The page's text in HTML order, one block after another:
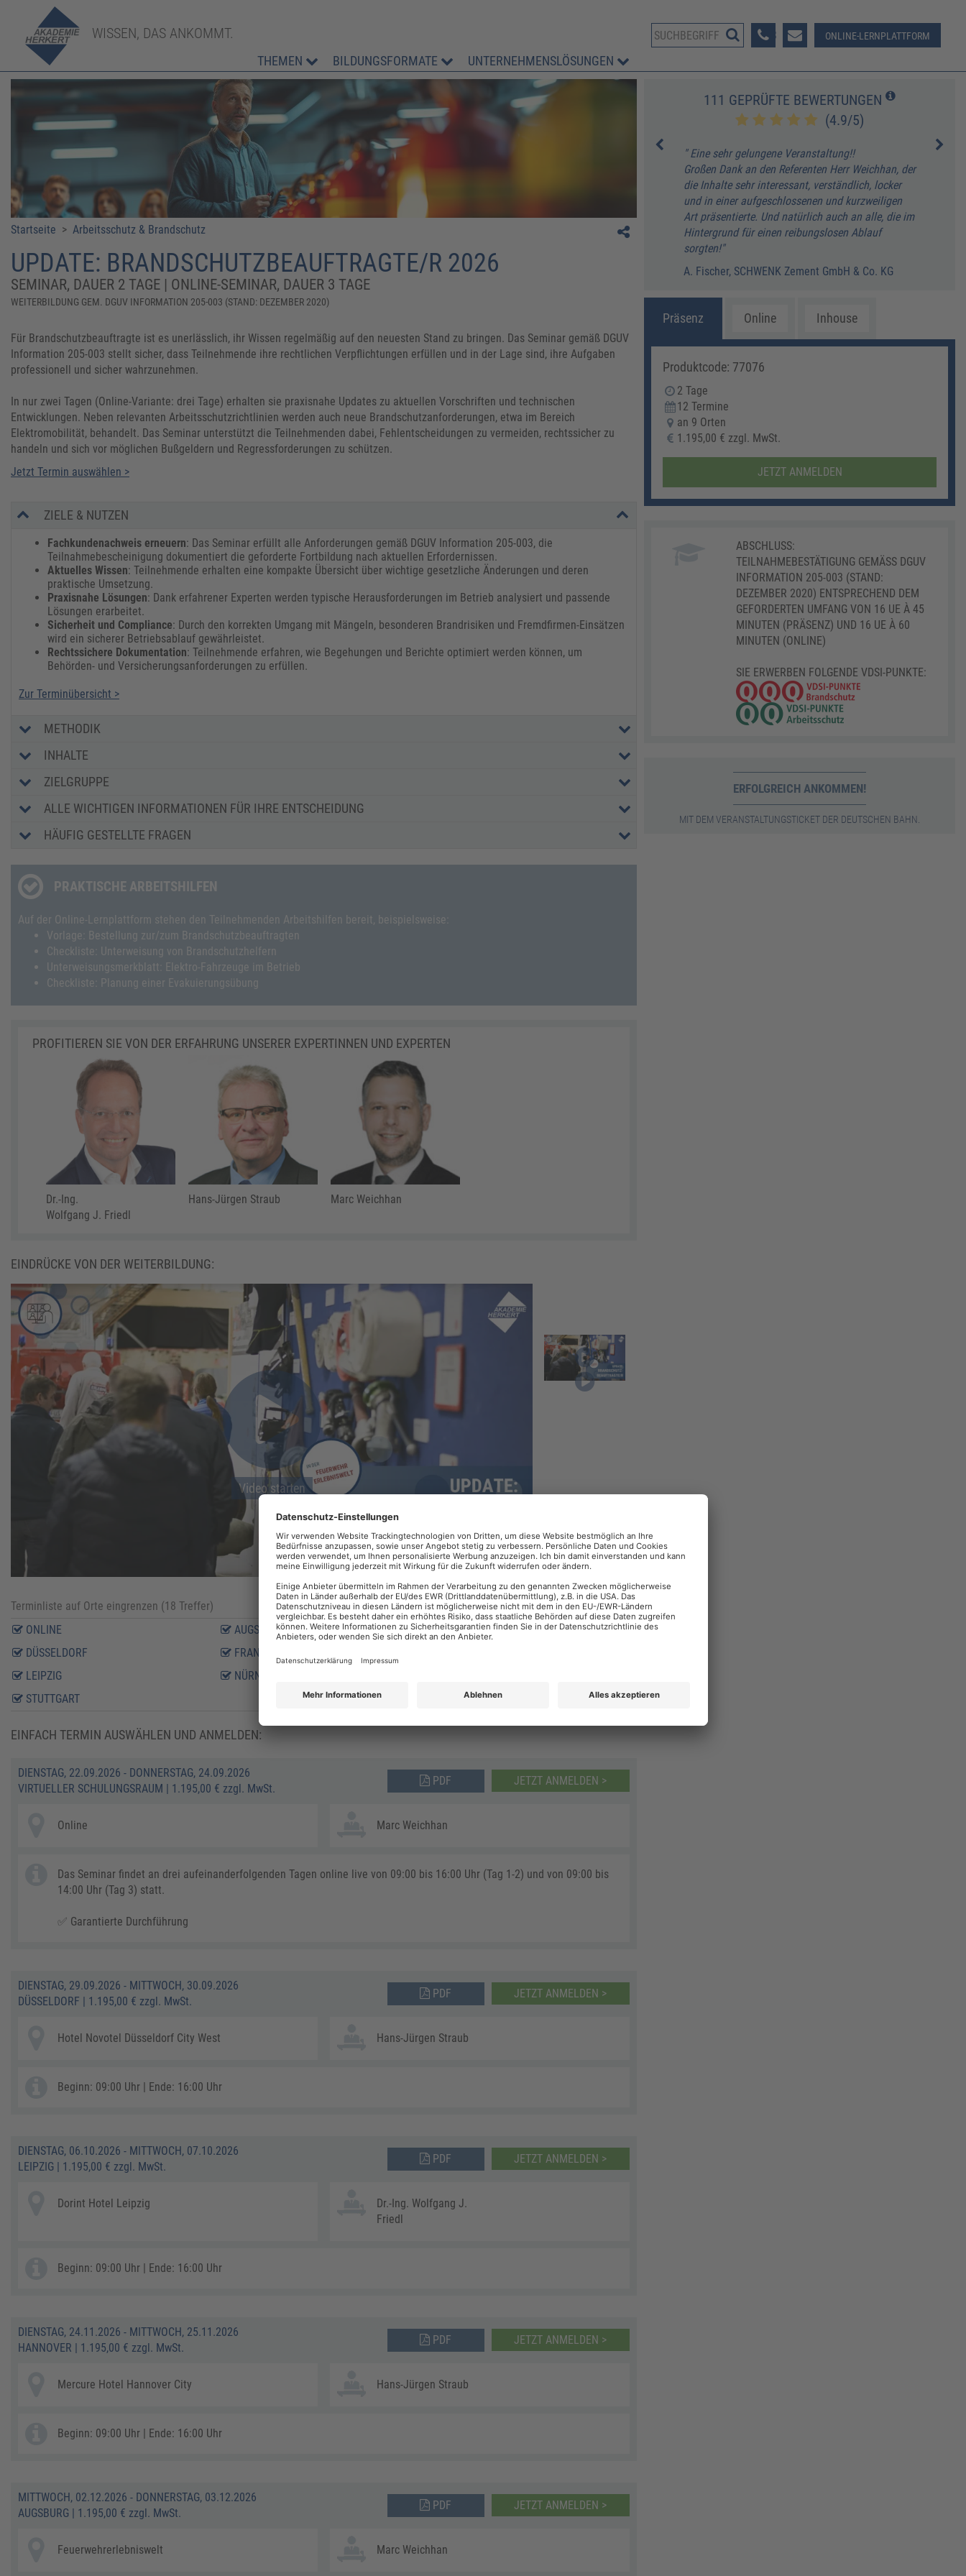
WISSEN, DAS ANKOMMT.
THEMEN BILDUNGSFORMATE UNTERNEHMENSLÖSUNGEN
08233 381-123 ONLINE-LERNPLATTFORM
Startseite > Arbeitsschutz & Brandschutz
UPDATE: BRANDSCHUTZBEAUFTRAGTE/R 2026
SEMINAR, DAUER 2 TAGE | ONLINE-SEMINAR, DAUER 3 TAGE
WEITERBILDUNG GEM. DGUV INFORMATION 205-003 (STAND: DEZEMBER 2020)
Für Brandschutzbeauftragte ist es unerlässlich, ihr Wissen regelmäßig auf den neuesten Stand zu bringen. Das Seminar gemäß DGUV
Information 205-003 stellt sicher, dass Teilnehmende ihre rechtlichen Verpflichtungen erfüllen und in der Lage sind, ihre Aufgaben
professionell und sicher wahrzunehmen.
In nur zwei Tagen (Online-Variante: drei Tage) erhalten sie praxisnahe Updates zu aktuellen Vorschriften und technischen
Entwicklungen. Neben relevanten Arbeitsschutzrichtlinien werden auch neue Brandschutzanforderungen, etwa im Bereich
Elektromobilität, behandelt. Das Seminar unterstützt die Teilnehmenden dabei, Fehlentscheidungen zu vermeiden, rechtssicher zu
handeln und sich vor möglichen Bußgeldern und Regressforderungen zu schützen.
Jetzt Termin auswählen >
ZIELE & NUTZEN
Fachkundenachweis erneuern: Das Seminar erfüllt alle Anforderungen gemäß DGUV Information 205-003, die
Teilnahmebescheinigung dokumentiert die geforderte Fortbildung nach aktuellen Erfordernissen.
Aktuelles Wissen: Teilnehmende erhalten eine kompakte Übersicht über wichtige gesetzliche Änderungen und deren
praktische Umsetzung.
Praxisnahe Lösungen: Dank erfahrener Experten werden typische Herausforderungen im Betrieb analysiert und passende
Lösungen erarbeitet.
Sicherheit und Compliance: Durch den korrekten Umgang mit Mängeln, besonderen Brandrisiken und Fremdfirmen-Einsätzen
wird ein sicherer Betriebsablauf gewährleistet.
Rechtssichere Dokumentation: Teilnehmende erfahren, wie Begehungen und Berichte optimiert werden können, um
Behörden- und Versicherungsanforderungen zu erfüllen.
Zur Terminübersicht >
METHODIK
INHALTE
ZIELGRUPPE
ALLE WICHTIGEN INFORMATIONEN FÜR IHRE ENTSCHEIDUNG
HÄUFIG GESTELLTE FRAGEN
PRAKTISCHE ARBEITSHILFEN
Auf der Online-Lernplattform stehen den Teilnehmenden Arbeitshilfen bereit, beispielsweise:
Vorlage: Bestellung zur/zum Brandschutzbeauftragten
Checkliste: Unterweisung von Brandschutzhelfern
Unterweisungsmerkblatt: Elektro-Fahrzeuge im Betrieb
Checkliste: Planung einer Evakuierungsübung
PROFITIEREN SIE VON DER ERFAHRUNG UNSERER EXPERTINNEN UND EXPERTEN
Dr.-Ing.
Wolfgang J. Friedl
Hans-Jürgen Straub Marc Weichhan
EINDRÜCKE VON DER WEITERBILDUNG:
Video starten
Video starten
Terminliste auf Orte eingrenzen (18 Treffer)
ONLINE
AUGSBURG
BERLIN
DÜSSELDORF
FRANKFURT AM MAIN
LEIPZIG
NÜRNBERG
STUTTGART
EINFACH TERMIN AUSWÄHLEN UND ANMELDEN:
DIENSTAG, 22.09.2026 - DONNERSTAG, 24.09.2026
VIRTUELLER SCHULUNGSRAUM | 1.195,00 € zzgl. MwSt.
PDF JETZT ANMELDEN >
Online Marc Weichhan
Das Seminar findet an drei aufeinanderfolgenden Tagen online live von 09:00 bis 16:00 Uhr (Tag 1-2) und von 09:00 bis
14:00 Uhr (Tag 3) statt.
✅ Garantierte Durchführung
DIENSTAG, 29.09.2026 - MITTWOCH, 30.09.2026
DÜSSELDORF | 1.195,00 € zzgl. MwSt.
PDF JETZT ANMELDEN >
Hotel Novotel Düsseldorf City West Hans-Jürgen Straub
Beginn: 09:00 Uhr | Ende: 16:00 Uhr
DIENSTAG, 06.10.2026 - MITTWOCH, 07.10.2026
LEIPZIG | 1.195,00 € zzgl. MwSt.
PDF JETZT ANMELDEN >
Dorint Hotel Leipzig
Dr.-Ing. Wolfgang J.
Friedl
Beginn: 09:00 Uhr | Ende: 16:00 Uhr
DIENSTAG, 24.11.2026 - MITTWOCH, 25.11.2026
HANNOVER | 1.195,00 € zzgl. MwSt.
PDF JETZT ANMELDEN >
Mercure Hotel Hannover City Hans-Jürgen Straub
Beginn: 09:00 Uhr | Ende: 16:00 Uhr
MITTWOCH, 02.12.2026 - DONNERSTAG, 03.12.2026
AUGSBURG | 1.195,00 € zzgl. MwSt.
PDF JETZT ANMELDEN >
Feuerwehrerlebniswelt Marc Weichhan
111 GEPRÜFTE BEWERTUNGEN
(4.9/5)
D. Rath, Max Planck Institut für
Stoffwechselforschung
" Eine sehr gelungene Veranstaltung!!
Großen Dank an den Referenten Herr Weichhan, der
die Inhalte sehr interessant, verständlich, locker
und in einer aufgeschlossenen und kurzweiligen
Art präsentierte. Und natürlich auch an alle, die im
Hintergrund für einen reibungslosen Ablauf
sorgten!"
A. Fischer, SCHWENK Zement GmbH & Co. KG
Präsenz Online Inhouse
Produktcode: 77076
2 Tage
12 Termine
an 9 Orten
1.195,00 € zzgl. MwSt.
JETZT ANMELDEN
ABSCHLUSS:
TEILNAHMEBESTÄTIGUNG GEMÄSS DGUV I
NFORMATION 205-003 (STAND: D
EZEMBER 2020) ENTSPRECHEND DEM G
EFORDERTEN UMFANG VON 16 UE À 45 M
INUTEN (PRÄSENZ) UND 16 UE À 60 M
INUTEN (ONLINE)
SIE ERWERBEN FOLGENDE VDSI-PUNKTE:
ERFOLGREICH ANKOMMEN!
MIT DEM VERANSTALTUNGSTICKET DER DEUTSCHEN BAHN.